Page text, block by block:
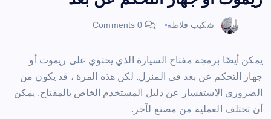
شكيب فلاطة
يمكن أيضًا برمجة مفتاح السيارة الذي يحتوي على ريموت أو
جهاز التحكم عن بعد في المنزل. لكن هذه المرة ، قد يكون من
الضروري الاستفسار عن دليل المستخدم الخاص بالمفتاح. يمكن
أن تختلف العملية من مصنع لآخر.